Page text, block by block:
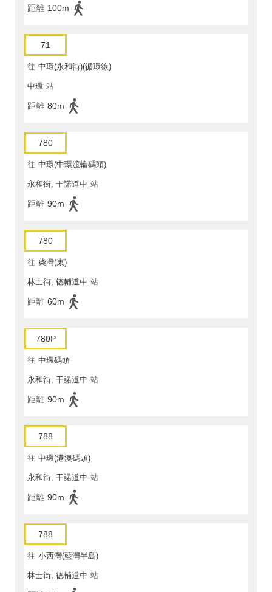
距離 100m
71
往 中環(永和街)(循環線)
中環 站
距離 80m
780
往 中環(中環渡輪碼頭)
永和街, 干諾道中 站
距離 90m
780
往 柴灣(東)
林士街, 德輔道中 站
距離 60m
780P
往 中環碼頭
永和街, 干諾道中 站
距離 90m
788
往 中環(港澳碼頭)
永和街, 干諾道中 站
距離 90m
788
往 小西灣(藍灣半島)
林士街, 德輔道中 站